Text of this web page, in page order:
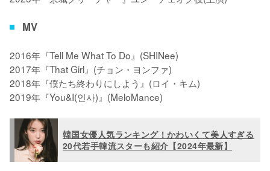
MV
2016年『Tell Me What To Do』(SHINee)
2017年『That Girl』(チョン・ヨンファ)
2018年『僕たち終わりにしよう』(ロイ・キム)
2019年『You&I(인사)』(MeloMance)
韓国女優人気ランキング！かわいくて美人すぎる
20代若手韓流スターも紹介【2024年最新】